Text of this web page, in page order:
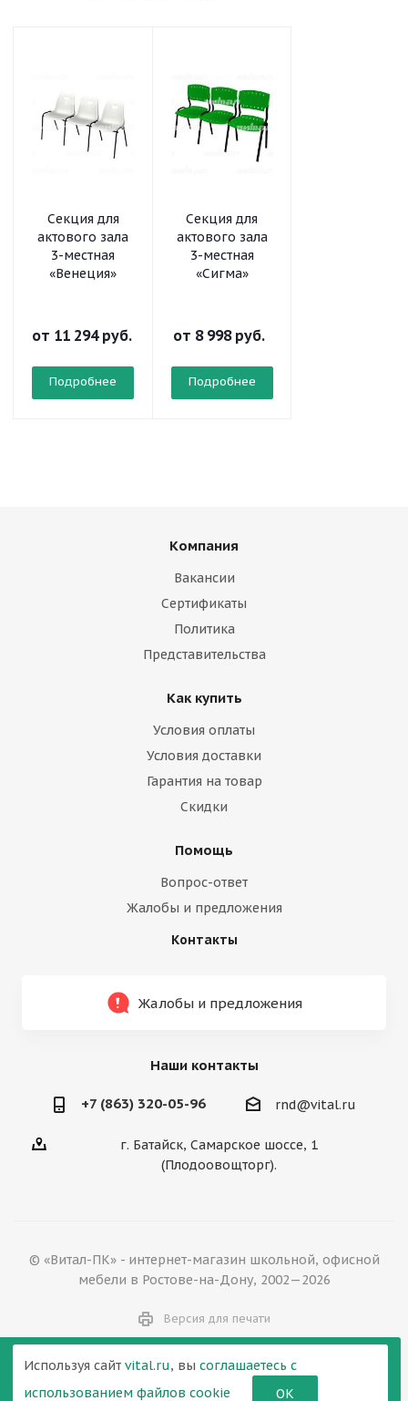
Секция для
актового зала
3-местная
«Венеция»
от 11 294 руб.
Подробнее
Секция для
актового зала
3-местная
«Сигма»
от 8 998 руб.
Подробнее
Компания
Вакансии
Сертификаты
Политика
Представительства
Как купить
Условия оплаты
Условия доставки
Гарантия на товар
Скидки
Помощь
Вопрос-ответ
Жалобы и предложения
Контакты
Жалобы и предложения
Наши контакты
+7 (863) 320-05-96 rnd@vital.ru
г. Батайск, Самарское шоссе, 1
(Плодоовощторг).
© «Витал-ПК» - интернет-магазин школьной, офисной
мебели в Ростове-на-Дону, 2002—2026
Версия для печати
Используя сайт vital.ru, вы соглашаетесь с
использованием файлов cookie
ОК